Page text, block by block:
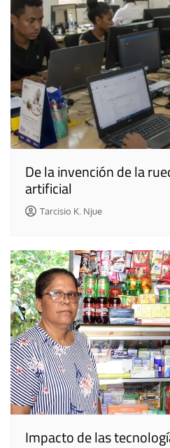
De la invención de la
artificial
Tarcisio K. Njue
Impacto de las